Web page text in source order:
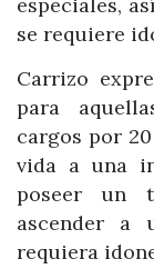
se requiere
Carrizo
para
cargos por
vida a una
poseer un
ascender a
requiera